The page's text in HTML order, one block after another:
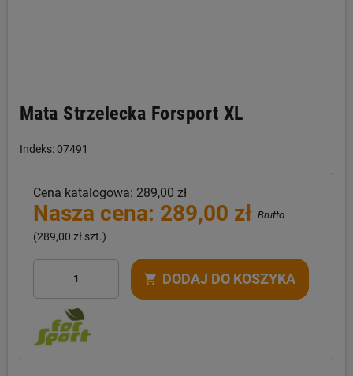
Mata Strzelecka Forsport XL
Indeks: 07491
Cena katalogowa: 289,00 zł
Nasza cena: 289,00 zł Brutto
(289,00 zł szt.)
shopping_cart DODAJ DO KOSZYKA